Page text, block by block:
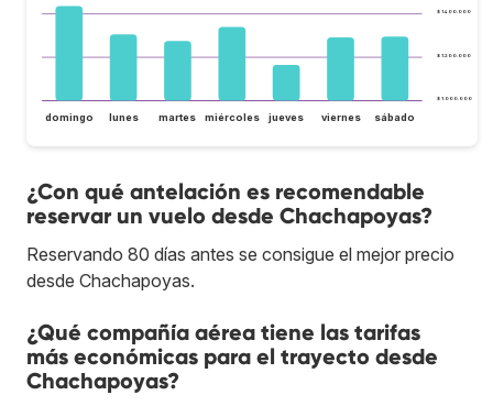
$ 1.000.000
$ 1.200.000
$ 1.400.000
domingo lunes martes miércoles jueves viernes sábado
¿Con qué antelación es recomendable
reservar un vuelo desde Chachapoyas?
Reservando 80 días antes se consigue el mejor precio
desde Chachapoyas.
¿Qué compañía aérea tiene las tarifas
más económicas para el trayecto desde
Chachapoyas?